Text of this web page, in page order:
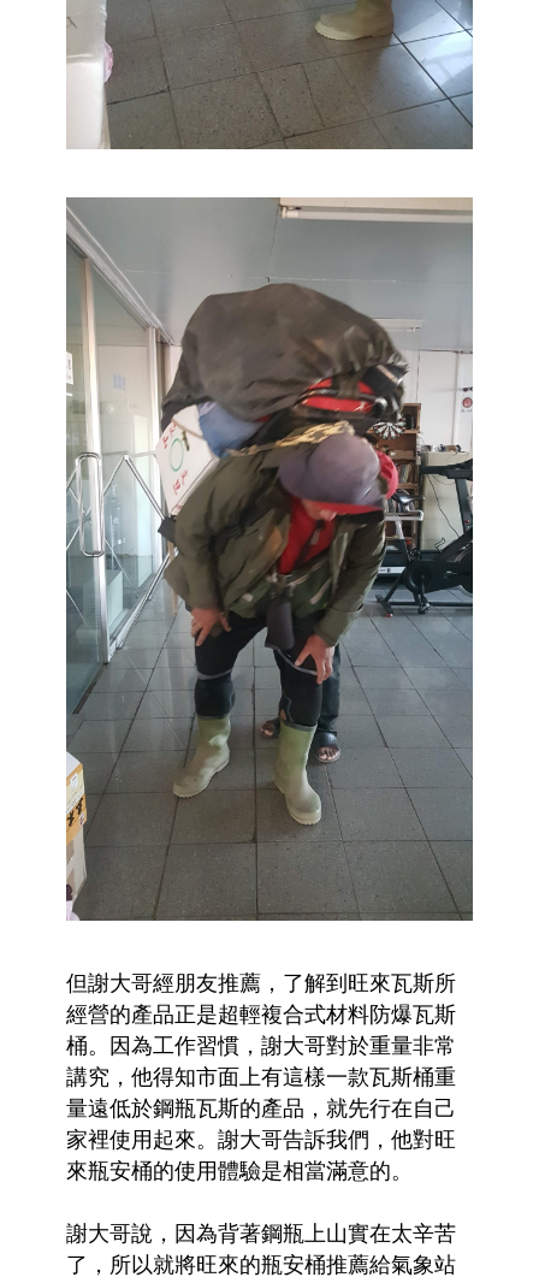
但謝大哥經朋友推薦，了解到旺來瓦斯所
經營的產品正是超輕複合式材料防爆瓦斯
桶。因為工作習慣，謝大哥對於重量非常
講究，他得知市面上有這樣一款瓦斯桶重
量遠低於鋼瓶瓦斯的產品，就先行在自己
家裡使用起來。謝大哥告訴我們，他對旺
來瓶安桶的使用體驗是相當滿意的。
謝大哥說，因為背著鋼瓶上山實在太辛苦
了，所以就將旺來的瓶安桶推薦給氣象站